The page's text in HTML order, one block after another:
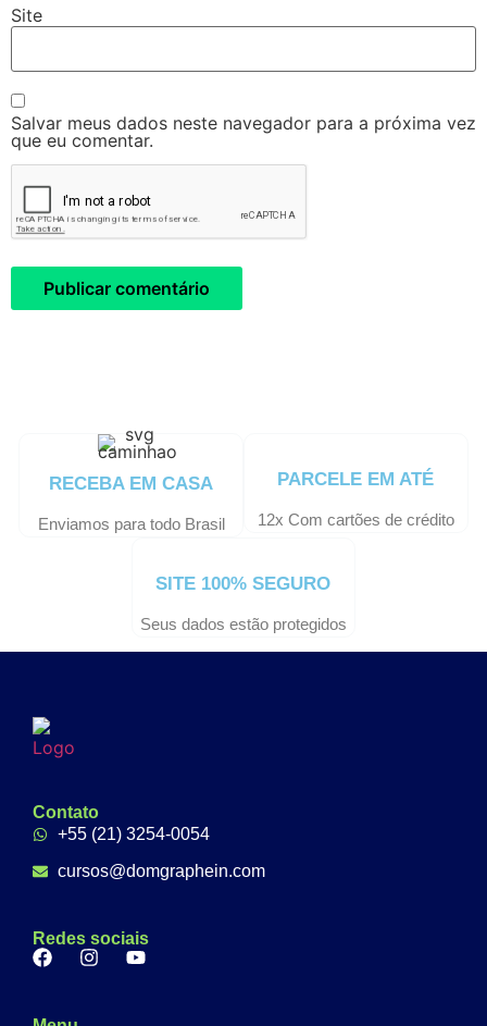
Site
Salvar meus dados neste navegador para a próxima vez
que eu comentar.
RECEBA EM CASA
Enviamos para todo Brasil
PARCELE EM ATÉ
12x Com cartões de crédito
SITE 100% SEGURO
Seus dados estão protegidos
Contato
+55 (21) 3254-0054
cursos@domgraphein.com
Redes sociais